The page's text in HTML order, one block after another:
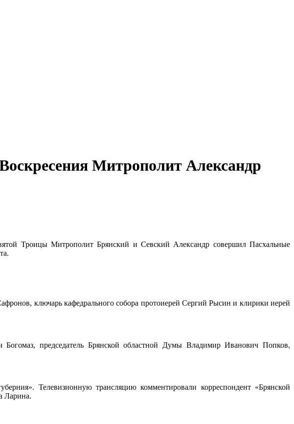
Митрополит Александр
Троицы Митрополит Брянский и Севский Александр совершил Пасхальные
ключарь кафедрального собора протоиерей Сергий Рысин и клирики иерей
Богомаз, председатель Брянской областной Думы Владимир Иванович Попков,
Телевизионную трансляцию комментировали корреспондент «Брянской
Ларина.